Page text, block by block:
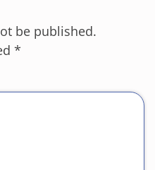
be published.
*